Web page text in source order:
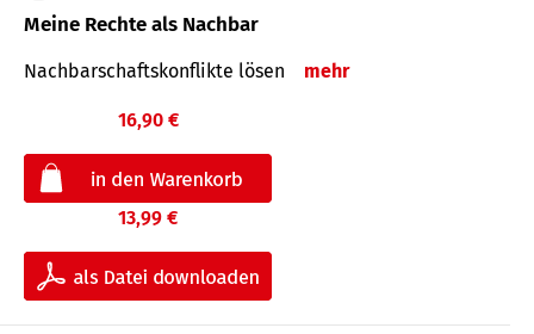
Meine Rechte als Nachbar
Nach­bar­schafts­konflikte lösen mehr
16,90 €
13,99 €